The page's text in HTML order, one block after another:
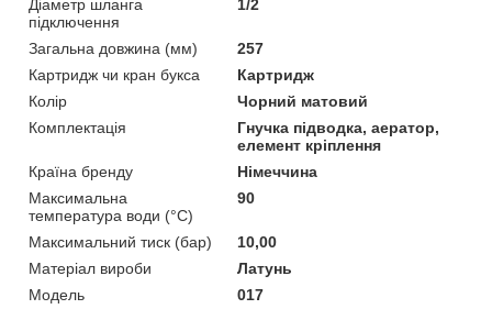
Діаметр шланга
підключення
1/2
Загальна довжина (мм)
257
Картридж чи кран букса
Картридж
Колір
Чорний матовий
Комплектація
Гнучка підводка, аератор,
елемент кріплення
Країна бренду
Німеччина
Максимальна
температура води (°C)
90
Максимальний тиск (бар)
10,00
Матеріал вироби
Латунь
Мoдель
017